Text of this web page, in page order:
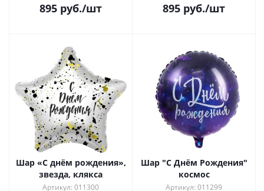
895 руб./шт 895 руб./шт
Шар «С днём рождения»,
звезда, клякса
Артикул: 011300
Шар "С Днём Рождения"
космос
Артикул: 011299